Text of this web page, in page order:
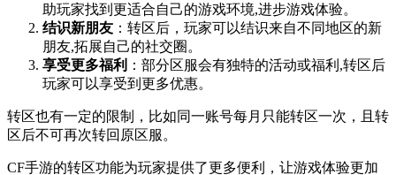
助玩家找到更适合自己的游戏环境,进步游戏体验。
结识新朋友 ：转区后，玩家可以结识来自不同地区的新
朋友,拓展自己的社交圈。
享受更多福利 ：部分区服会有独特的活动或福利,转区后
玩家可以享受到更多优惠。
转区也有一定的限制，比如同一账号每月只能转区一次，且转
区后不可再次转回原区服。
CF手游的转区功能为玩家提供了更多便利，让游戏体验更加